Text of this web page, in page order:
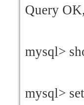
Query
mysql>
mysql>